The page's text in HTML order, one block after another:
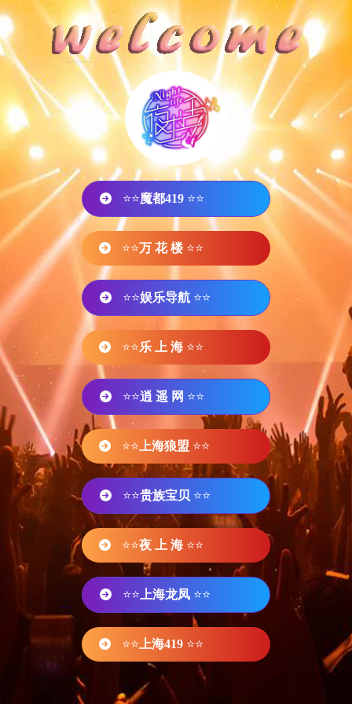
⭐⭐魔都419 ⭐⭐
⭐⭐万 花 楼 ⭐⭐
⭐⭐娱乐导航 ⭐⭐
⭐⭐乐 上 海 ⭐⭐
⭐⭐逍 遥 网 ⭐⭐
⭐⭐ 上海狼盟 ⭐⭐
⭐⭐贵族宝贝 ⭐⭐
⭐⭐夜 上 海 ⭐⭐
⭐⭐ 上海龙凤 ⭐⭐
⭐⭐ 上海419 ⭐⭐